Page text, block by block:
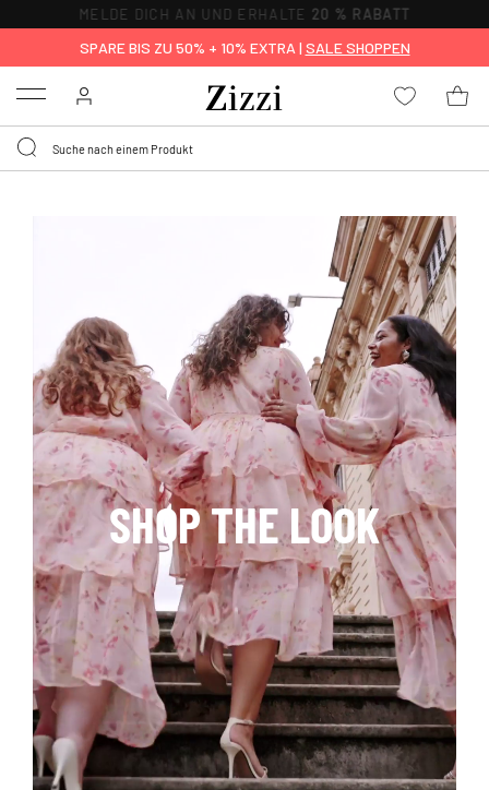
SPARE BIS ZU 50% + 10% EXTRA | SALE SHOPPEN
Menu
SHOP THE LOOK